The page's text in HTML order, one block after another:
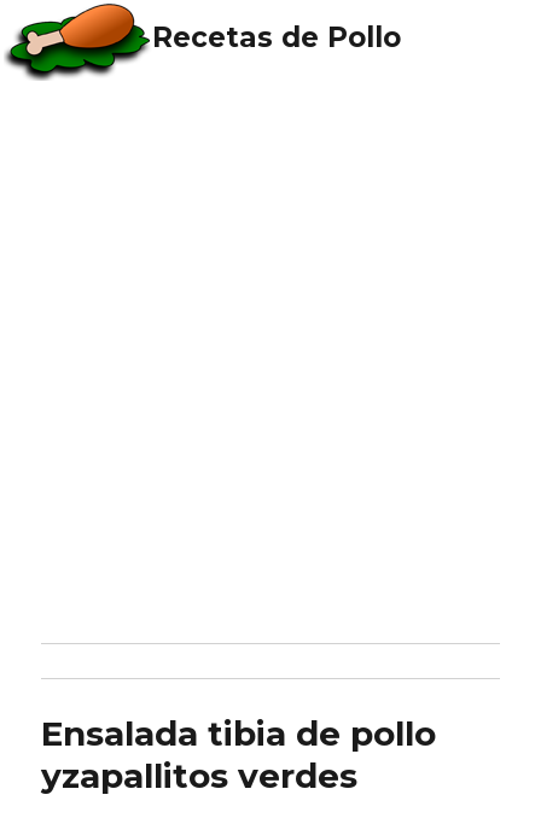
Recetas de Pollo
Ensalada tibia de pollo
yzapallitos verdes